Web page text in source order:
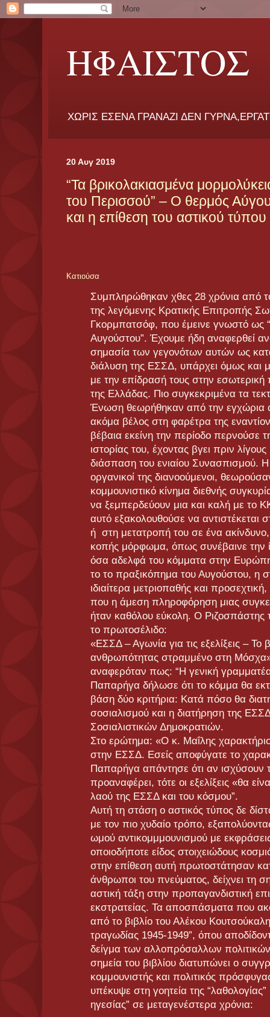
ΗΦΑΙΣΤΟΣ
ΧΩΡΙΣ ΕΣΕΝΑ ΓΡΑΝΑΖΙ ΔΕΝ
20 Αυγ 2019
“Τα βρικολακιασμένα
του Περισσού” – Ο θερμός
και η επίθεση του αστικού
Κατιούσα
Συμπληρώθηκαν χθες 28 χρόνια από
της λεγόμενης Κρατικής Επιτροπής
Γκορμπατσόφ, που έμεινε γνωστό ως
Αυγούστου”. Έχουμε ήδη αναφερθεί
σημασία των γεγονότων αυτών ως
διάλυση της ΕΣΣΔ, υπάρχει όμως και
με την επίδρασή τους στην εσωτερική
της Ελλάδας. Πιο συγκεκριμένα τα
Ένωση θεωρήθηκαν από την εγχώρια
ακόμα βέλος στη φαρέτρα της
βέβαια εκείνη την περίοδο περνούσε
ιστορίας του, έχοντας βγει πριν
διάσπαση του ενιαίου Συνασπισμού. Η
οργανικοί της διανοούμενοι,
κομμουνιστικό κίνημα διεθνής
να ξεμπερδεύουν μια και καλή με το
αυτό εξακολουθούσε να αντιστέκεται
ή στη μετατροπή του σε ένα
κοπής μόρφωμα, όπως συνέβαινε την
όσα αδελφά του κόμματα στην
το το πραξικόπημα του Αυγούστου, η
ιδιαίτερα μετριοπαθής και
που η άμεση πληροφόρηση μιας
ήταν καθόλου εύκολη. Ο Ριζοσπάστης
το πρωτοσέλιδο:
«ΕΣΣΔ – Αγωνία για τις εξελίξεις – Το
ανθρωπότητας στραμμένο στη
αναφερόταν πως: “Η γενική
Παπαρήγα δήλωσε ότι το κόμμα θα
βάση δύο κριτήρια: Κατά πόσο θα
σοσιαλισμού και η διατήρηση της
Σοσιαλιστικών Δημοκρατιών.
Στο ερώτημα: «Ο κ. Μαΐλης χαρακτήρισε
στην ΕΣΣΔ. Εσείς αποφύγατε το
Παπαρήγα απάντησε ότι αν ισχύσουν
προαναφέρει, τότε οι εξελίξεις «θα
λαού της ΕΣΣΔ και του κόσμου”.
Αυτή τη στάση ο αστικός τύπος δε
με τον πιο χυδαίο τρόπο,
ωμού αντικομμμουνισμού με
οποιοδήποτε είδος στοιχειώδους
στην επίθεση αυτή πρωτοστάτησαν
άνθρωποι του πνεύματος, δείχνει τη
αστική τάξη στην προπαγανδιστική
εκστρατείας. Τα αποσπάσματα που
από το βιβλίο του Αλέκου
τραγωδίας 1945-1949”, όπου
δείγμα των αλλοπρόσαλλων
σημεία του βιβλίου διατυπώνει ο
κομμουνιστής και πολιτικός
υπέκυψε στη γοητεία της “λαθολογίας”
ηγεσίας” σε μεταγενέστερα χρόνια: